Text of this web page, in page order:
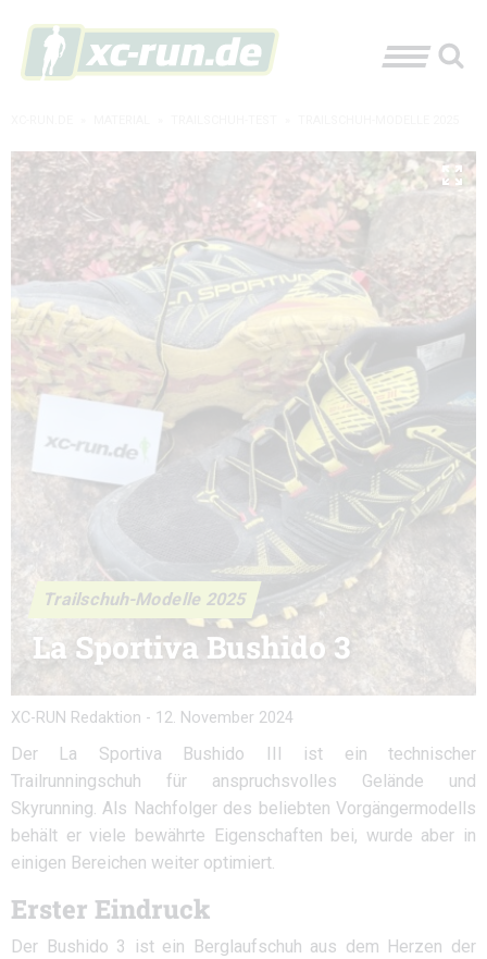
Trailschuh-Modelle 2025
La Sportiva Bushido 3
XC-RUN Redaktion - 12. November 2024
Der La Sportiva Bushido III ist ein technischer
Trailrunningschuh für anspruchsvolles Gelände und
Skyrunning. Als Nachfolger des beliebten Vorgängermodells
behält er viele bewährte Eigenschaften bei, wurde aber in
einigen Bereichen weiter optimiert.
Erster Eindruck
Der Bushido 3 ist ein Berglaufschuh aus dem Herzen der